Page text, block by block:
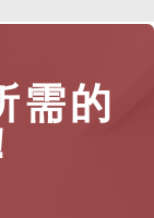
需的